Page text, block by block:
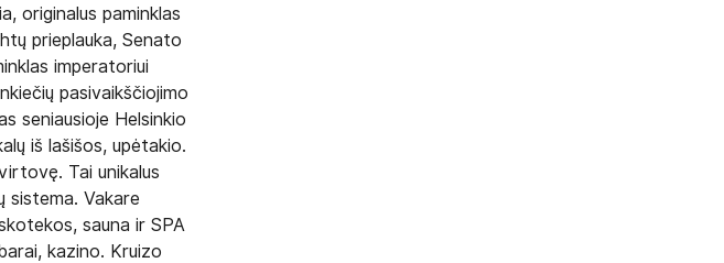
originalus paminklas
prieplauka, Senato
imperatoriui
pasivaikščiojimo
seniausioje Helsinkio
iš lašišos, upėtakio.
Tai unikalus
Vakare
sauna ir SPA
kazino. Kruizo